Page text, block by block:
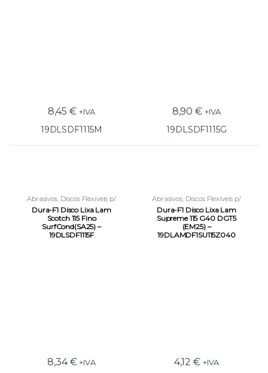
8,45€ +IVA
19DLSDF1115M
8,90€ +IVA
19DLSDF1115G
Abrasivos, Discos Flexíveis p/
Dura-F1 Disco Lixa Lam
Scotch 115 Fino
SurfCond(SA25) –
19DLSDF1115F
8,34€ +IVA
Abrasivos, Discos Flexíveis p/
Dura-F1 Disco Lixa Lam
Supreme 115 G40 DGT5
(EM25) –
19DLAMDF1SU115Z040
4,12€ +IVA